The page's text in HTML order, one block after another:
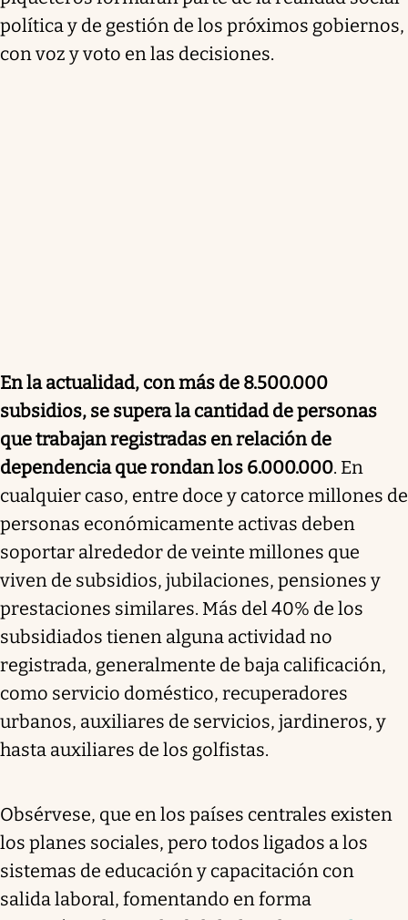
política y de gestión de los próximos gobiernos,
con voz y voto en las decisiones.
En la actualidad, con más de 8.500.000
subsidios, se supera la cantidad de personas
que trabajan registradas en relación de
dependencia que rondan los 6.000.000. En
cualquier caso, entre doce y catorce millones de
personas económicamente activas deben
soportar alrededor de veinte millones que
viven de subsidios, jubilaciones, pensiones y
prestaciones similares. Más del 40% de los
subsidiados tienen alguna actividad no
registrada, generalmente de baja calificación,
como servicio doméstico, recuperadores
urbanos, auxiliares de servicios, jardineros, y
hasta auxiliares de los golfistas.
Obsérvese, que en los países centrales existen
los planes sociales, pero todos ligados a los
sistemas de educación y capacitación con
salida laboral, fomentando en forma